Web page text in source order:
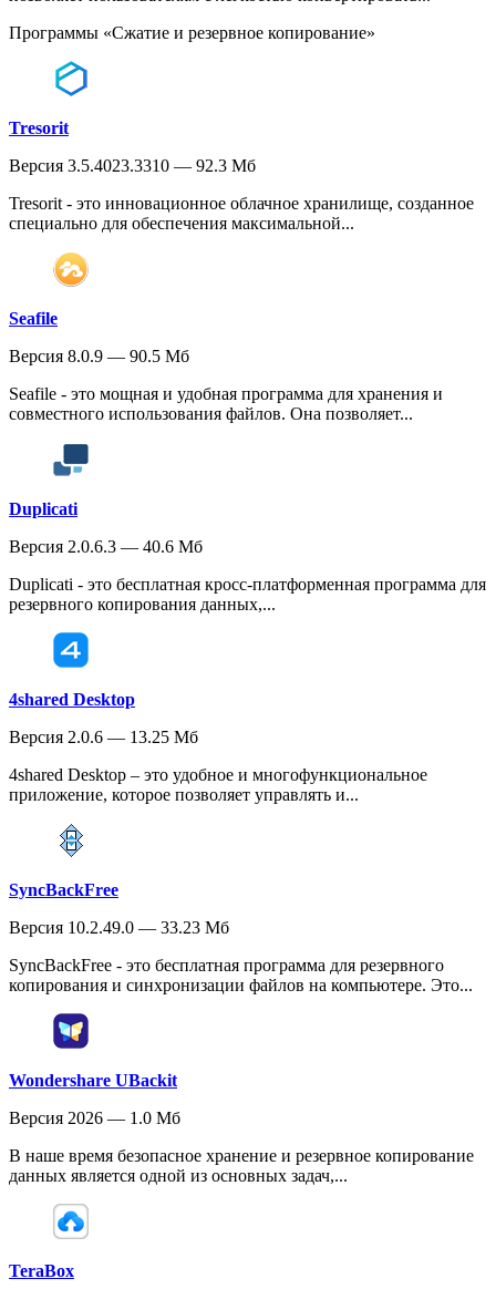
Программы «Сжатие и резервное копирование»
Tresorit
Версия 3.5.4023.3310 — 92.3 Мб
Tresorit - это инновационное облачное хранилище, созданное
специально для обеспечения максимальной...
Seafile
Версия 8.0.9 — 90.5 Мб
Seafile - это мощная и удобная программа для хранения и
совместного использования файлов. Она позволяет...
Duplicati
Версия 2.0.6.3 — 40.6 Мб
Duplicati - это бесплатная кросс-платформенная программа для
резервного копирования данных,...
4shared Desktop
Версия 2.0.6 — 13.25 Мб
4shared Desktop – это удобное и многофункциональное
приложение, которое позволяет управлять и...
SyncBackFree
Версия 10.2.49.0 — 33.23 Мб
SyncBackFree - это бесплатная программа для резервного
копирования и синхронизации файлов на компьютере. Это...
Wondershare UBackit
Версия 2026 — 1.0 Мб
В наше время безопасное хранение и резервное копирование
данных является одной из основных задач,...
TeraBox